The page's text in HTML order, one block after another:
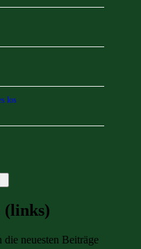
los
(links)
neuesten Beiträge